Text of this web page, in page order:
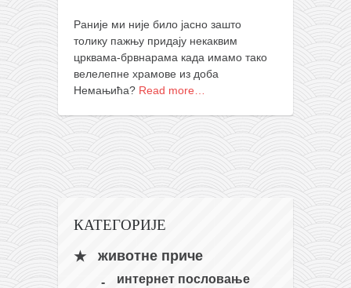
породичне приче
прота Воја
уместо твитера
календар српски
азбуки и књиге
Окинава карате
најновије на блогу
моје белешке
историја каратеа
Раније ми није било јасно зашто
толику пажњу придају некаквим
црквама-брвнарама када имамо тако
велелепне храмове из доба
Немањића? Read more…
КАТЕГОРИЈЕ
животне приче
интернет пословање